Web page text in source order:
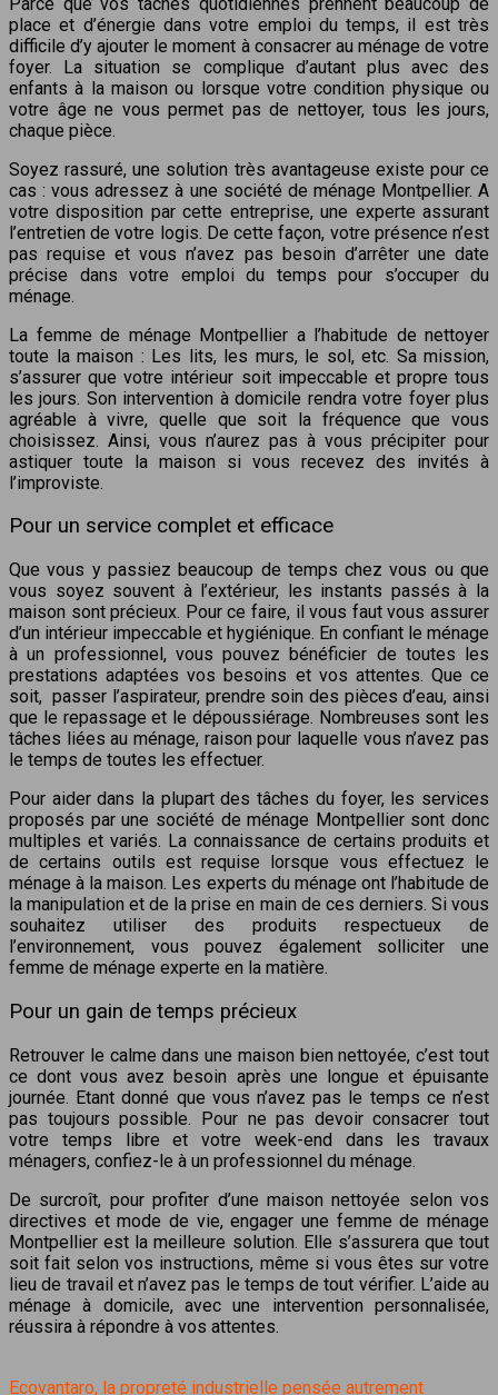
place et d’énergie dans votre emploi du temps, il est très
difficile d’y ajouter le moment à consacrer au ménage de votre
foyer. La situation se complique d’autant plus avec des
enfants à la maison ou lorsque votre condition physique ou
votre âge ne vous permet pas de nettoyer, tous les jours,
chaque pièce.
Soyez rassuré, une solution très avantageuse existe pour ce
cas : vous adressez à une société de ménage Montpellier. A
votre disposition par cette entreprise, une experte assurant
l’entretien de votre logis. De cette façon, votre présence n’est
pas requise et vous n’avez pas besoin d’arrêter une date
précise dans votre emploi du temps pour s’occuper du
ménage.
La femme de ménage Montpellier a l’habitude de nettoyer
toute la maison : Les lits, les murs, le sol, etc. Sa mission,
s’assurer que votre intérieur soit impeccable et propre tous
les jours. Son intervention à domicile rendra votre foyer plus
agréable à vivre, quelle que soit la fréquence que vous
choisissez. Ainsi, vous n’aurez pas à vous précipiter pour
astiquer toute la maison si vous recevez des invités à
l’improviste.
Pour un service complet et efficace
Que vous y passiez beaucoup de temps chez vous ou que
vous soyez souvent à l’extérieur, les instants passés à la
maison sont précieux. Pour ce faire, il vous faut vous assurer
d’un intérieur impeccable et hygiénique. En confiant le ménage
à un professionnel, vous pouvez bénéficier de toutes les
prestations adaptées vos besoins et vos attentes. Que ce
soit, passer l’aspirateur, prendre soin des pièces d’eau, ainsi
que le repassage et le dépoussiérage. Nombreuses sont les
tâches liées au ménage, raison pour laquelle vous n’avez pas
le temps de toutes les effectuer.
Pour aider dans la plupart des tâches du foyer, les services
proposés par une société de ménage Montpellier sont donc
multiples et variés. La connaissance de certains produits et
de certains outils est requise lorsque vous effectuez le
ménage à la maison. Les experts du ménage ont l’habitude de
la manipulation et de la prise en main de ces derniers. Si vous
souhaitez utiliser des produits respectueux de
l’environnement, vous pouvez également solliciter une
femme de ménage experte en la matière.
Pour un gain de temps précieux
Retrouver le calme dans une maison bien nettoyée, c’est tout
ce dont vous avez besoin après une longue et épuisante
journée. Etant donné que vous n’avez pas le temps ce n’est
pas toujours possible. Pour ne pas devoir consacrer tout
votre temps libre et votre week-end dans les travaux
ménagers, confiez-le à un professionnel du ménage.
De surcroît, pour profiter d’une maison nettoyée selon vos
directives et mode de vie, engager une femme de ménage
Montpellier est la meilleure solution. Elle s’assurera que tout
soit fait selon vos instructions, même si vous êtes sur votre
lieu de travail et n’avez pas le temps de tout vérifier. L’aide au
ménage à domicile, avec une intervention personnalisée,
réussira à répondre à vos attentes.
Ecovantaro, la propreté industrielle pensée autrement